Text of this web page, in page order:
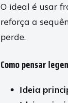
O ideal é usar
reforça a
perde.
Como pensar
Ideia